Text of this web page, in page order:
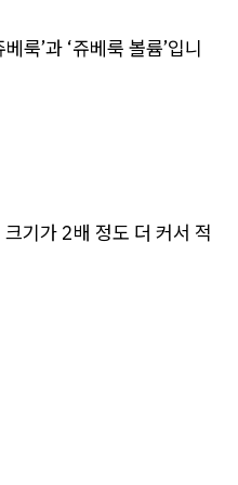
룩’과 ‘쥬베룩 볼륨’입니
기가 2배 정도 더 커서 적